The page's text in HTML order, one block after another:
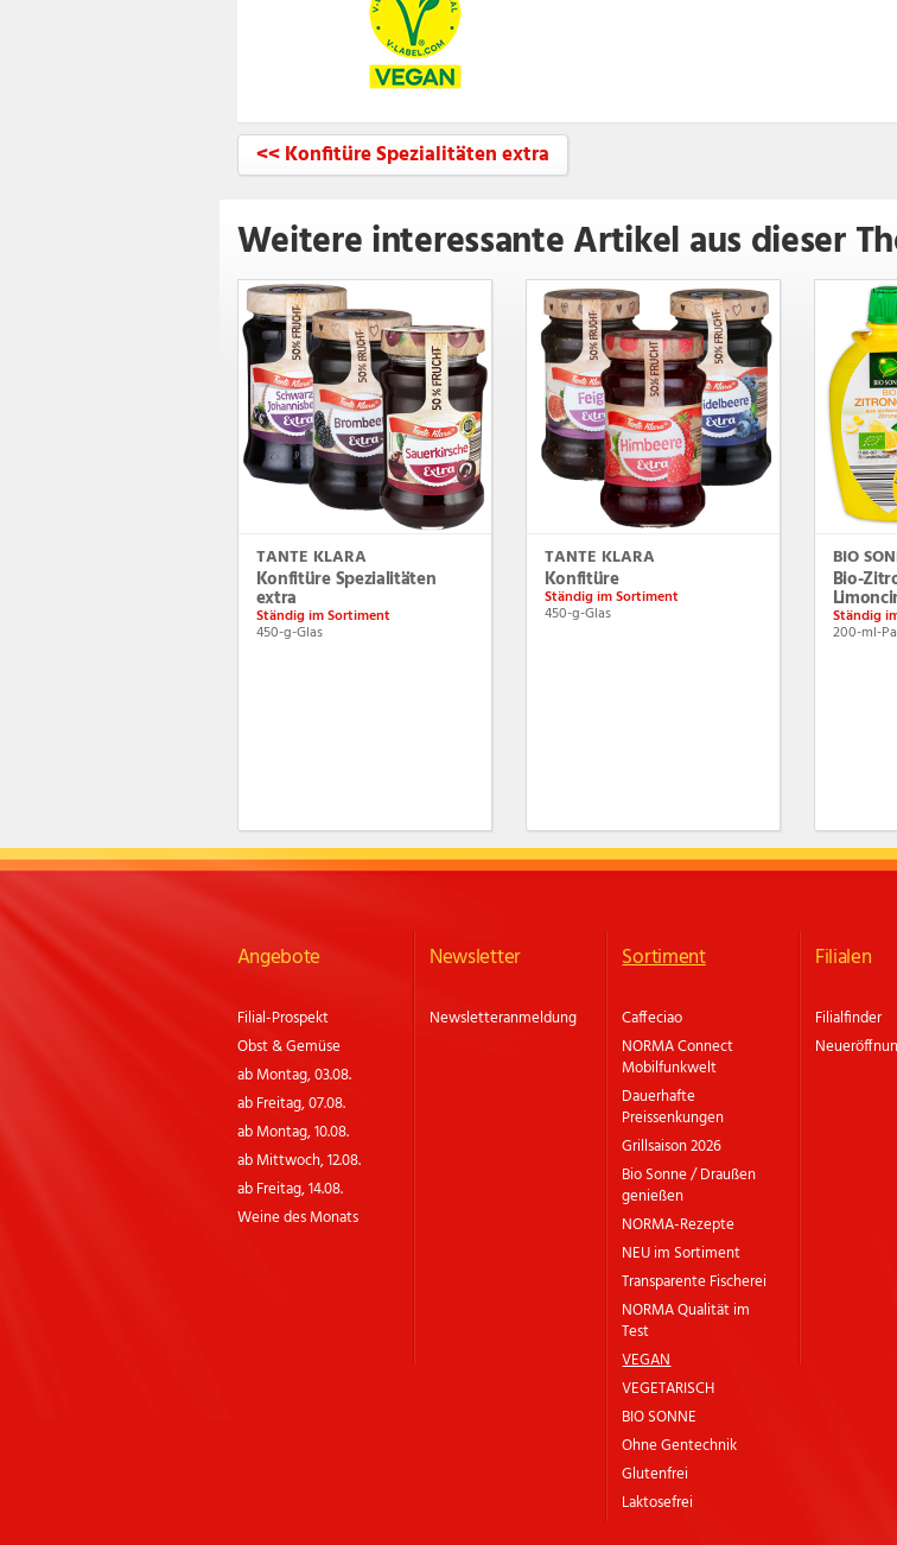
<< Konfitüre Spezialitäten extra
Weitere interessante Artikel aus dieser
TANTE KLARA
Konfitüre Spezialitäten
extra
Ständig im Sortiment
450-g-Glas
TANTE KLARA
Konfitüre
Ständig im Sortiment
450-g-Glas
BIO
Bio-
Ständig
200-ml-
Angebote
Filial-Prospekt
Obst & Gemüse
ab Montag, 03.08.
ab Freitag, 07.08.
ab Montag, 10.08.
ab Mittwoch, 12.08.
ab Freitag, 14.08.
Weine des Monats
Newsletter
Newsletter­anmeldung
Sortiment
Caffeciao
NORMA Connect
Mobilfunkwelt
Dauerhafte
Preissenkungen
Grillsaison 2026
Bio Sonne / Draußen
genießen
NORMA-Rezepte
NEU im Sortiment
Transparente Fischerei
NORMA Qualität im
Test
VEGAN
VEGETARISCH
BIO SONNE
Ohne Gentechnik
Glutenfrei
Laktosefrei
Filialen
Filialfinder